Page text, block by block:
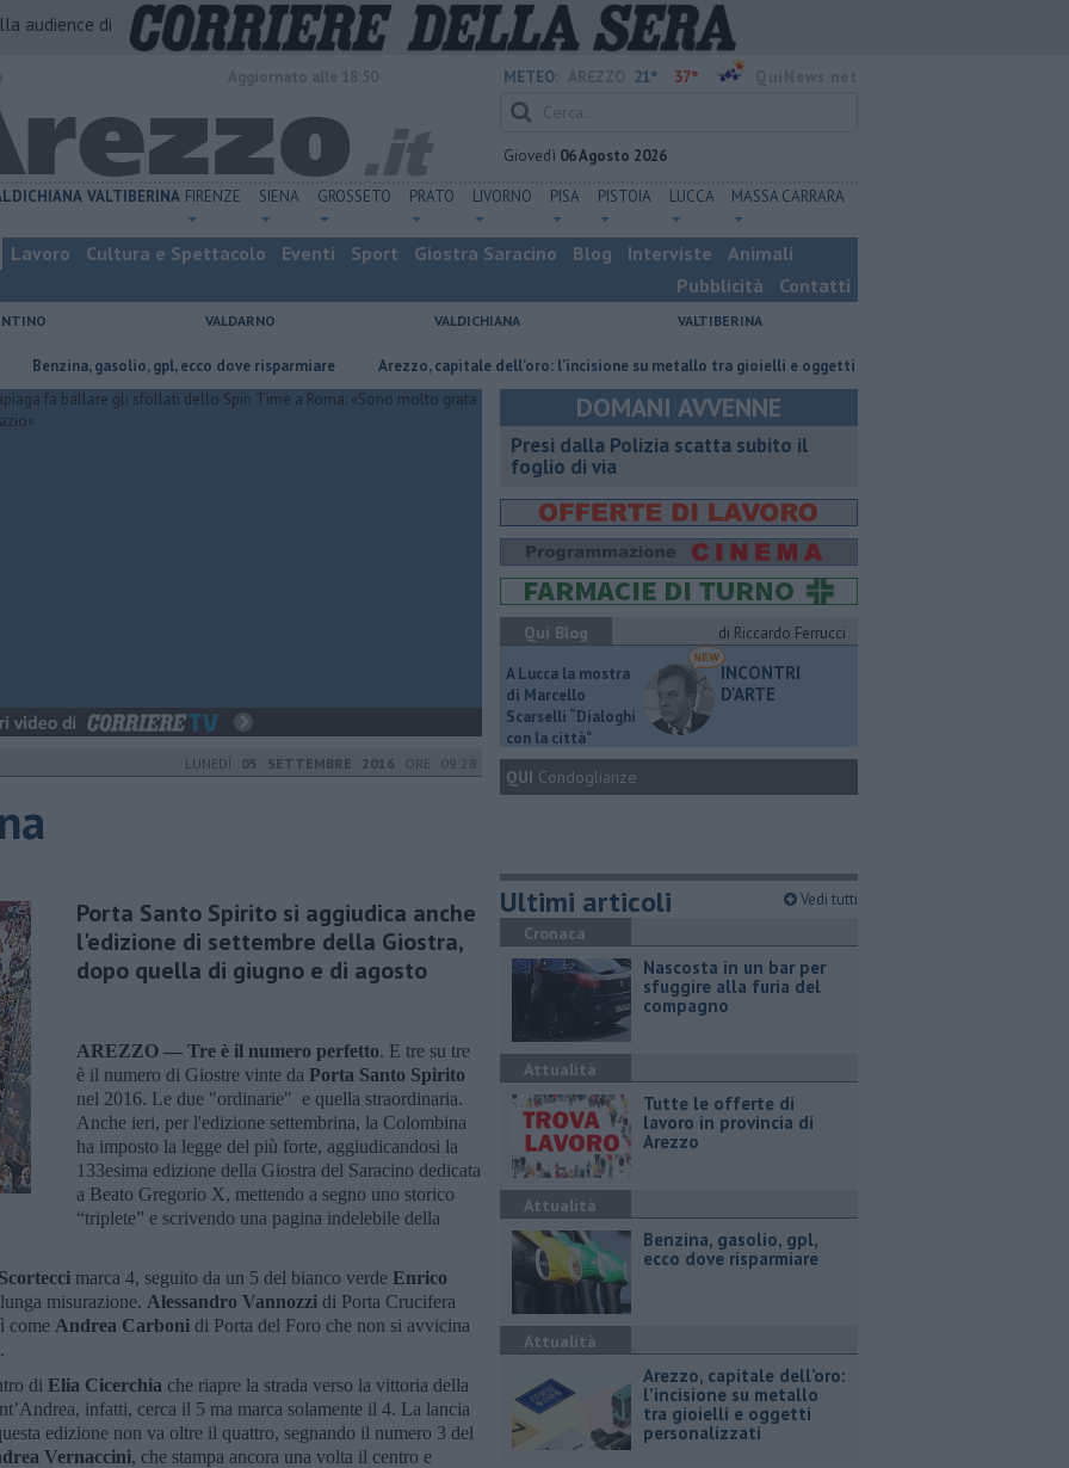
audience di
METEO: 21° 37°
Giovedì 06 Agosto 2026
VALTIBERINA FIRENZE SIENA GROSSETO PRATO LIVORNO PISA PISTOIA LUCCA MASSA CARRARA
Lavoro Cultura e Spettacolo Eventi Sport Giostra Saracino Blog Interviste
Animali
Pubblicità
Contatti
VALDARNO VALDICHIANA VALTIBERINA
gasolio, gpl, ecco dove risparmiare Arezzo, capitale dell’oro: l’incisione su metallo tra gioielli e oggetti personalizzati
LUNEDÌ 05 SETTEMBRE 2016 ORE 09:28
Porta Santo Spirito si aggiudica anche
l'edizione di settembre della Giostra,
dopo quella di giugno e di agosto
AREZZO — Tre è il numero perfetto. E tre su tre
è il numero di Giostre vinte da Porta Santo Spirito
nel 2016. Le due "ordinarie" e quella straordinaria.
Anche ieri, per l'edizione settembrina, la Colombina
ha imposto la legge del più forte, aggiudicandosi la
133esima edizione della Giostra del Saracino dedicata
a Beato Gregorio X, mettendo a segno uno storico
“triplete” e scrivendo una pagina indelebile della
marca 4, seguito da un 5 del bianco verde Enrico
misurazione. Alessandro Vannozzi di Porta Crucifera
come Andrea Carboni di Porta del Foro che non si avvicina
di Elia Cicerchia che riapre la strada verso la vittoria della
infatti, cerca il 5 ma marca solamente il 4. La lancia
edizione non va oltre il quattro, segnando il numero 3 del
Vernaccini, che stampa ancora una volta il centro e
DOMANI AVVENNE
Presi dalla Polizia scatta subito il
foglio di via
Qui Blog
di Riccardo Ferrucci
A Lucca la mostra
di Marcello
Scarselli “Dialoghi
con la città"
INCONTRI
D'ARTE
QUI Condoglianze
Ultimi articoli Vedi tutti
Cronaca
Nascosta in un bar per
sfuggire alla furia del
compagno
Attualità
​Tutte le offerte di
lavoro in provincia di
Arezzo
Attualità
​Benzina, gasolio, gpl,
ecco dove risparmiare
Attualità
Arezzo, capitale dell’oro:
l’incisione su metallo
tra gioielli e oggetti
personalizzati